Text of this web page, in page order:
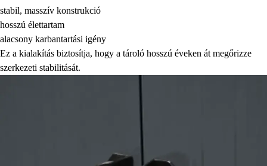
stabil, masszív konstrukció
hosszú élettartam
alacsony karbantartási igény
Ez a kialakítás biztosítja, hogy a tároló hosszú éveken át megőrizze
szerkezeti stabilitását.